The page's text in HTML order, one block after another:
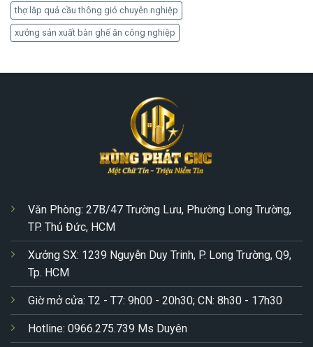
thợ lắp quả cầu thông gió chuyên nghiệp
xưởng sản xuất bàn ghế ăn công nghiệp
Văn Phòng: 27B/47 Trường Lưu, Phường Long Trường,
TP. Thủ Đức, HCM
Xưởng SX: 1239 Nguyễn Duy Trinh, P. Long Trường, Q9,
Tp. HCM
Giờ mở cửa: T2 - T7: 9h00 - 20h30; CN: 8h30 - 17h30
Hotline: 0966.275.739 Ms Duyên